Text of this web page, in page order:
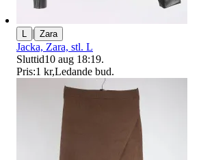
L | Zara
Jacka, Zara, stl. L
Sluttid10 aug 18:19.
Pris:1 kr,Ledande bud.